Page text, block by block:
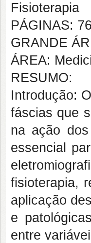
Fisioterapia
PÁGINAS: 76
GRANDE
ÁREA:
RESUMO:
Introdução:
fáscias que
na ação
essencial
fisioterapia,
aplicação
e
entre